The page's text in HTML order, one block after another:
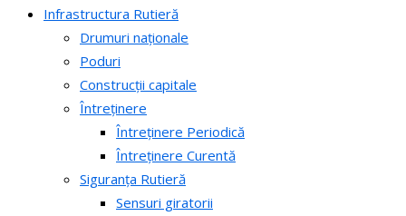
Infrastructura Rutieră
Drumuri naționale
Poduri
Construcții capitale
Întreținere
Întreținere Periodică
Întreținere Curentă
Siguranța Rutieră
Sensuri giratorii